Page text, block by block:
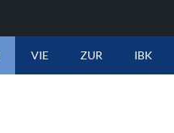
VIE ZUR IBK